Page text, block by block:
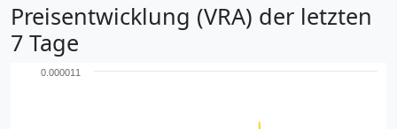
Preisentwicklung (VRA) der letzten
7 Tage
0.000011